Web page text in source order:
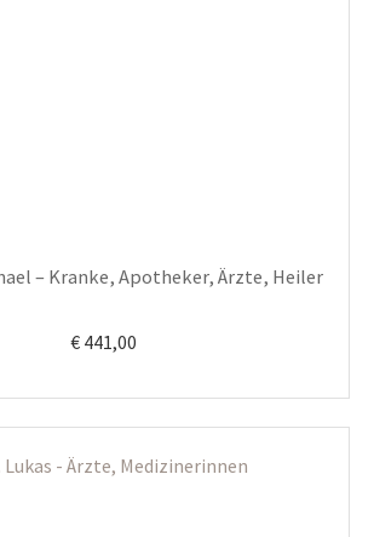
– Kranke, Apotheker, Ärzte, Heiler
€441,00